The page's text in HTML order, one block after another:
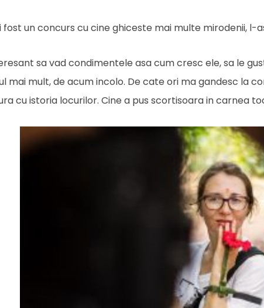
fost un concurs cu cine ghiceste mai multe mirodenii, l-
sa vad condimentele asa cum cresc ele, sa le
mai mult, de acum incolo. De cate ori ma gandesc la
cu istoria locurilor. Cine a pus scortisoara in carnea